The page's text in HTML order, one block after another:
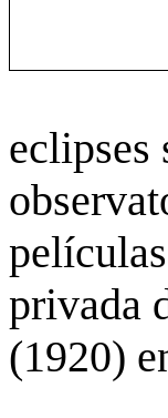
eclipses
privada
(1920)